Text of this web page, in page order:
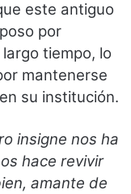
este antiguo
por
tiempo, lo
mantenerse
su institución.
insigne nos ha
hace revivir
amante de